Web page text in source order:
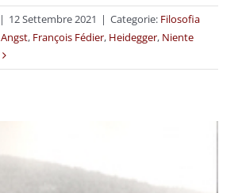
| 12 Settembre 2021 | Categorie: Filosofia
Angst, François Fédier, Heidegger, Niente